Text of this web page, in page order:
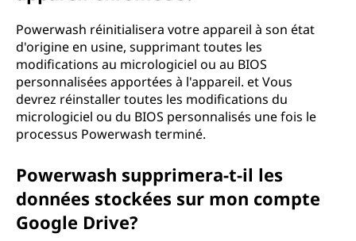
Powerwash réinitialisera votre appareil à son état
d'origine en usine, supprimant toutes les
modifications au micrologiciel ou au BIOS
personnalisées apportées à l'appareil. et Vous
devrez réinstaller toutes les modifications du
micrologiciel ou du BIOS personnalisés une fois le
processus Powerwash terminé.
Powerwash supprimera-t-il les
données stockées sur mon compte
Google Drive?